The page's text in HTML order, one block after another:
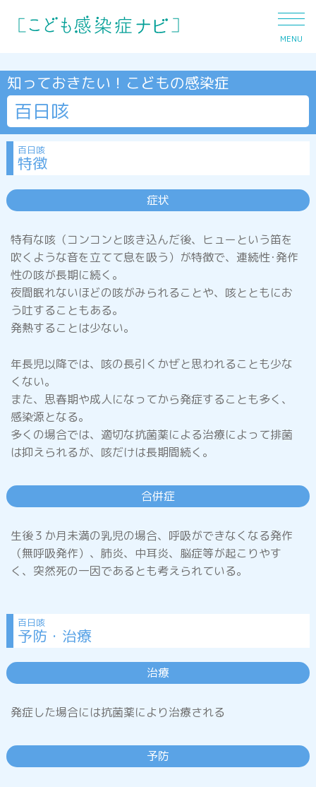
MENU
おう吐
咳
発しん
はしか(麻しん)
RSウイルス感染症
知っておきたい！こどもの感染症
百日咳
百日咳
特徴
症状
特有な咳（コンコンと咳き込んだ後、ヒューという笛を
吹くような音を立てて息を吸う）が特徴で、連続性･発作
性の咳が長期に続く。
夜間眠れないほどの咳がみられることや、咳とともにお
う吐することもある。
発熱することは少ない。
年長児以降では、咳の長引くかぜと思われることも少な
くない。
また、思春期や成人になってから発症することも多く、
感染源となる。
多くの場合では、適切な抗菌薬による治療によって排菌
は抑えられるが、咳だけは長期間続く。
合併症
生後３か月未満の乳児の場合、呼吸ができなくなる発作
（無呼吸発作）、肺炎、中耳炎、脳症等が起こりやす
く、突然死の一因であるとも考えられている。
百日咳
予防・治療
治療
発症した場合には抗菌薬により治療される
予防